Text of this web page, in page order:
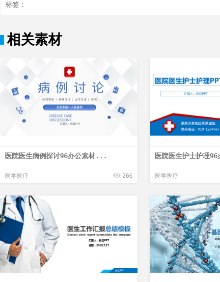
标签：
相关素材
医院医生病例探讨96办公素材...
医学医疗 266
医院医生护士护理
医学医疗